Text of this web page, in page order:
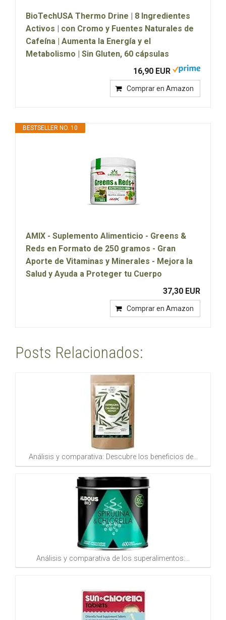
BioTechUSA Thermo Drine | 8 Ingredientes
Activos | con Cromo y Fuentes Naturales de
Cafeína | Aumenta la Energía y el
Metabolismo | Sin Gluten, 60 cápsulas
16,90 EUR
Comprar en Amazon
BESTSELLER NO. 10
AMIX - Suplemento Alimenticio - Greens &
Reds en Formato de 250 gramos - Gran
Aporte de Vitaminas y Minerales - Mejora la
Salud y Ayuda a Proteger tu Cuerpo
37,30 EUR
Comprar en Amazon
Posts Relacionados:
Análisis y comparativa: Descubre los beneficios de…
Análisis y comparativa de los superalimentos:…